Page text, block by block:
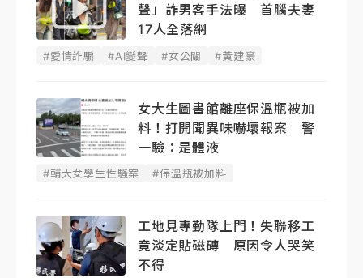
聲」詐男客手法曝 首腦夫妻
17人全落網
#愛情詐騙 #AI變聲 #女公關 #黃建豪
女大生圖書館離座保溫瓶被加
料！打開聞異味嚇壞報案 警
一驗：是體液
#輔大女學生性騷案 #保溫瓶被加料
工地見專勤隊上門！失聯移工
竟淡定貼磁磚 原因令人哭笑
不得